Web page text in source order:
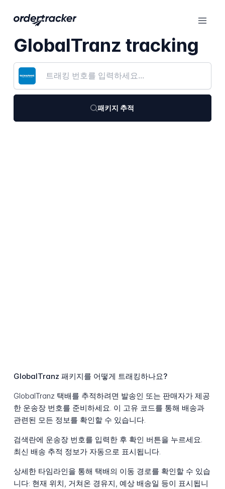
GlobalTranz tracking
패키지 추적
GlobalTranz 패키지를 어떻게 트래킹하나요?
GlobalTranz 택배를 추적하려면 발송인 또는 판매자가 제공
한 운송장 번호를 준비하세요. 이 고유 코드를 통해 배송과
관련된 모든 정보를 확인할 수 있습니다.
검색란에 운송장 번호를 입력한 후 확인 버튼을 누르세요.
최신 배송 추적 정보가 자동으로 표시됩니다.
상세한 타임라인을 통해 택배의 이동 경로를 확인할 수 있습
니다: 현재 위치, 거쳐온 경유지, 예상 배송일 등이 표시됩니